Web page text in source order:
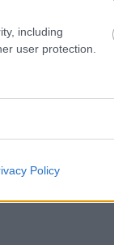
including
user protection.
Policy